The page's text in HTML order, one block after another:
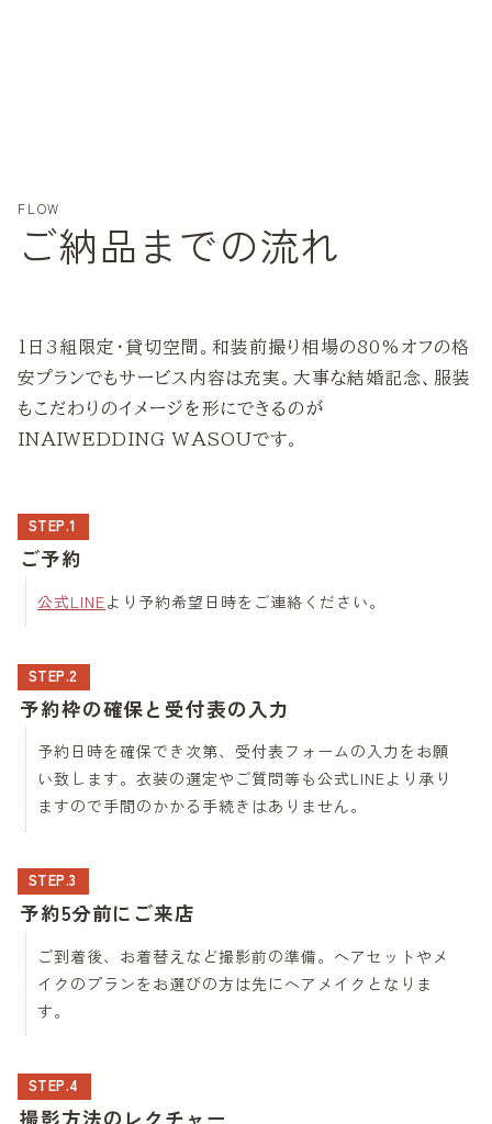
FLOW
ご納品までの流れ
1日3組限定・貸切空間。和装前撮り相場の80%オフの格
安プランでもサービス内容は充実。大事な結婚記念、服装
もこだわりのイメージを形にできるのが
INAIWEDDING WASOUです。
STEP.1
ご予約
公式LINEより予約希望日時をご連絡ください。
STEP.2
予約枠の確保と受付表の入力
予約日時を確保でき次第、受付表フォームの入力をお願
い致します。衣装の選定やご質問等も公式LINEより承り
ますので手間のかかる手続きはありません。
STEP.3
予約5分前にご来店
ご到着後、お着替えなど撮影前の準備。ヘアセットやメ
イクのプランをお選びの方は先にヘアメイクとなりま
す。
STEP.4
撮影方法のレクチャー